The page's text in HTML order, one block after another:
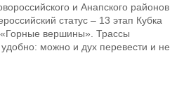
и Анапского районов
статус – 13 этап Кубка
«Горные вершины». Трассы
можно и дух перевести и не